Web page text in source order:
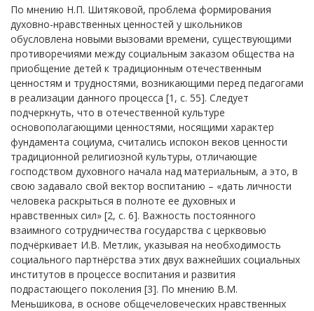
По мнению Н.П. Шитяковой, проблема формирования
духовно-нравственных ценностей у школьников
обусловлена новыми вызовами времени, существующими
противоречиями между социальным заказом общества на
приобщение детей к традиционным отечественным
ценностям и трудностями, возникающими перед педагогами
в реализации данного процесса [1, с. 55]. Следует
подчеркнуть, что в отечественной культуре
основополагающими ценностями, носящими характер
фундамента социума, считались испокон веков ценности
традиционной религиозной культуры, отличающие
господством духовного начала над материальным, а это, в
свою задавало свой вектор воспитанию – «дать личности
человека раскрыться в полноте ее духовных и
нравственных сил» [2, с. 6]. Важность постоянного
взаимного сотрудничества государства с церквовью
подчёркивает И.В. Метлик, указывая на необходимость
социального партнёрства этих двух важнейших социальных
институтов в процессе воспитания и развития
подрастающего поколения [3]. По мнению В.М.
Меньшикова, в основе общечеловеческих нравственных